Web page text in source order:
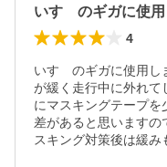
4
いすゞのギガに使用し
が緩く走行中に外れて
にマスキングテープ
差があると思いますの
スキング対策後は緩み